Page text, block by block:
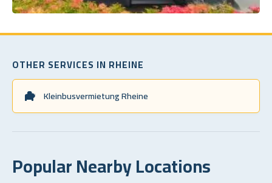
OTHER SERVICES IN RHEINE
Kleinbusvermietung Rheine
Popular Nearby Locations